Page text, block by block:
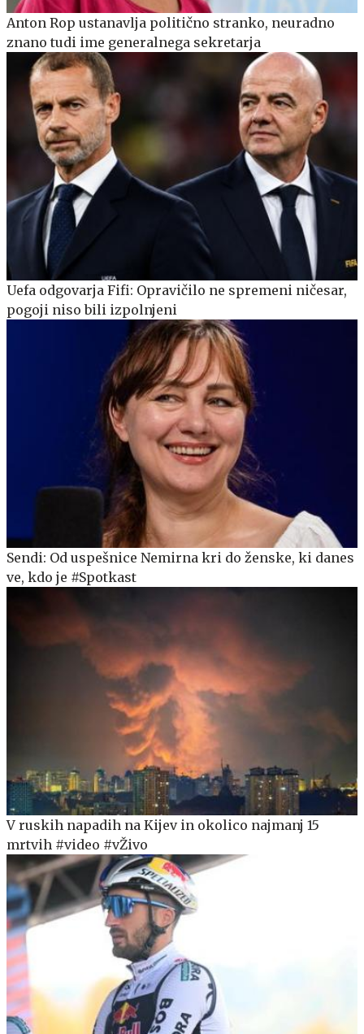
Anton Rop ustanavlja politično stranko, neuradno
znano tudi ime generalnega sekretarja
Uefa odgovarja Fifi: Opravičilo ne spremeni ničesar,
pogoji niso bili izpolnjeni
Sendi: Od uspešnice Nemirna kri do ženske, ki danes
ve, kdo je #Spotkast
V ruskih napadih na Kijev in okolico najmanj 15
mrtvih #video #vŽivo